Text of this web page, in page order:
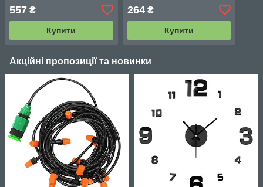
557 ₴
Купити
264₴
Купити
Акційні пропозиції та новинки